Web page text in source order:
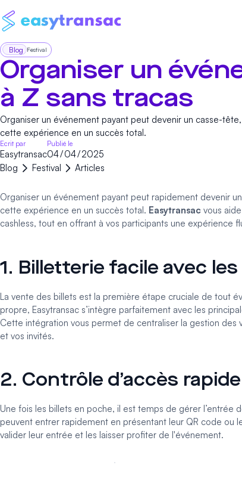
Blog Festival
Organiser un
à Z sans tracas
Organiser un événement payant peut devenir un casse-
cette expérience en un succès total.
Ecrit par
Easytransac
Publié le
04/04/2025
Blog
Festival Articles
Organiser un événement payant peut rapidement devenir
cette expérience en un succès total. Easytransac vous
cashless, tout en offrant à vos participants une expérience
1. Billetterie facile avec
La vente des billets est la première étape cruciale de tout
propre, Easytransac s’intègre parfaitement avec les
Cette intégration vous permet de centraliser la gestion
et vos invités.
2. Contrôle d’accès
Une fois les billets en poche, il est temps de gérer l’entrée
peuvent entrer rapidement en présentant leur QR code ou
valider leur entrée et les laisser profiter de l'événement.